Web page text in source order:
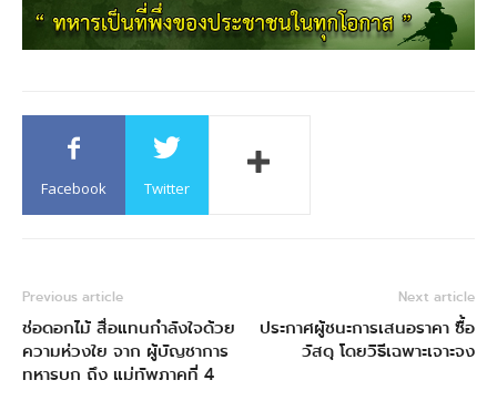
Facebook Twitter
Previous article
ช่อดอกไม้ สื่อแทนกำลังใจด้วย
ความห่วงใย จาก ผู้บัญชาการ
ทหารบก ถึง แม่ทัพภาคที่ 4
Next article
ประกาศผู้ชนะการเสนอราคา ซื้อ
วัสดุ โดยวิธีเฉพาะเจาะจง